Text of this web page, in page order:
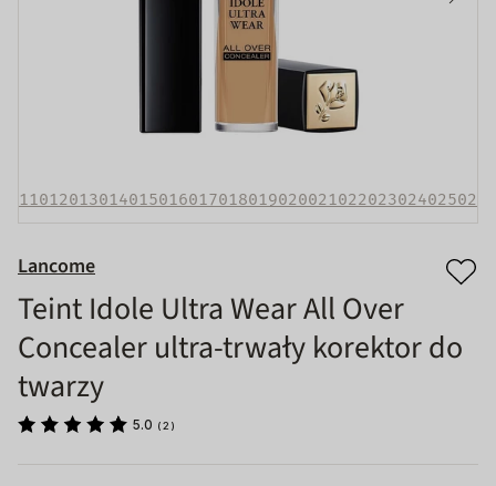
011012013014015016017018019020021022023024025026
Lancome
Teint Idole Ultra Wear All Over
Concealer ultra-trwały korektor do
twarzy
5.0 ( 2 )